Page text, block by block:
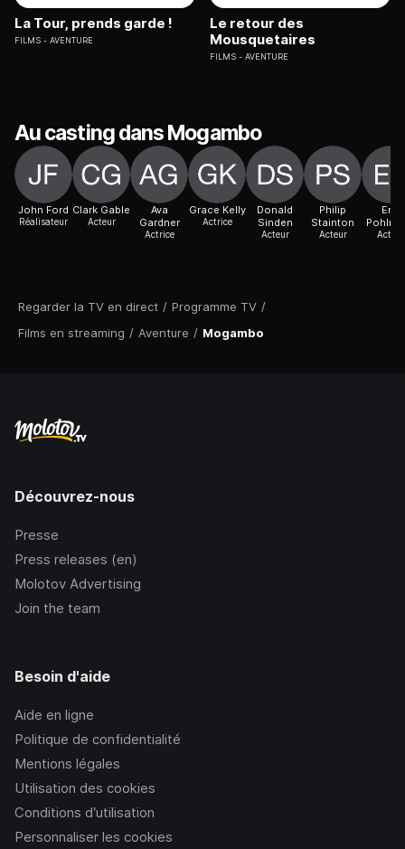
Regarder la TV en direct / Programme TV /
Films en streaming / Aventure / Mogambo
La Tour, prends garde !
FILMS AVENTURE
Le retour des
Mousquetaires
FILMS AVENTURE
Au casting dans Mogambo
John Ford
Réalisateur
Clark Gable
Acteur
Ava
Gardner
Actrice
Grace Kelly
Actrice
Donald
Sinden
Acteur
Philip
Stainton
Acteur
Eric
Acteur
Découvrez-nous
Presse
Press releases (en)
Molotov Advertising
Join the team
Besoin d'aide
Aide en ligne
Politique de confidentialité
Mentions légales
Utilisation des cookies
Conditions d’utilisation
Personnaliser les cookies